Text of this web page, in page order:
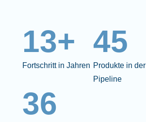
13+
Fortschritt in Jahren
45
Produkte in der
Pipeline
36